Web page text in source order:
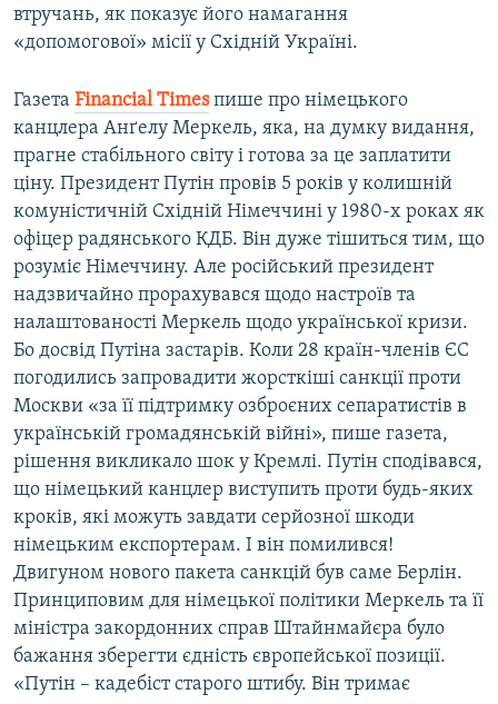
втручань, як показує його намагання
«допомогової» місії у Східній Україні.
Газета Financial Timesпише про німецького
канцлера Анґелу Меркель, яка, на думку видання,
прагне стабільного світу і готова за це заплатити
ціну. Президент Путін провів 5 років у колишній
комуністичній Східній Німеччині у 1980-х роках як
офіцер радянського КДБ. Він дуже тішиться тим, що
розуміє Німеччину. Але російський президент
надзвичайно прорахувався щодо настроїв та
налаштованості Меркель щодо української кризи.
Бо досвід Путіна застарів. Коли 28 країн-членів ЄС
погодились запровадити жорсткіші санкції проти
Москви «за її підтримку озброєних сепаратистів в
українській громадянській війні», пише газета,
рішення викликало шок у Кремлі. Путін сподівався,
що німецький канцлер виступить проти будь-яких
кроків, які можуть завдати серйозної шкоди
німецьким експортерам. І він помилився!
Двигуном нового пакета санкцій був саме Берлін.
Принциповим для німецької політики Меркель та її
міністра закордонних справ Штайнмайєра було
бажання зберегти єдність європейської позиції.
«Путін – кадебіст старого штибу. Він тримає